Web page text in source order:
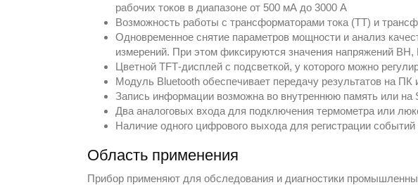
рабочих токов в диапазоне от 500 мА до 3000 А
Возможность работы с трансформаторами тока (ТТ) и
Одновременное снятие параметров мощности и анализ
измерений. При этом фиксируются значения напряжений
Цветной TFT‑дисплей с подсветкой, у которого можно
Модуль Bluetooth обеспечивает передачу результатов на
Запись информации возможна во внутреннюю память или на
Два аналоговых входа для подключения термометра или
Наличие одного цифрового выхода для регистрации событий
Область применения
Прибор применяют для обследования и диагностики